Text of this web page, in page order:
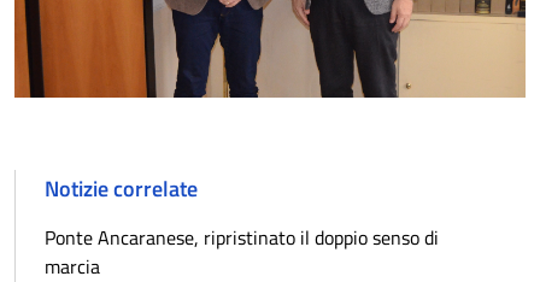
Notizie correlate
Ponte Ancaranese, ripristinato il doppio senso di
marcia